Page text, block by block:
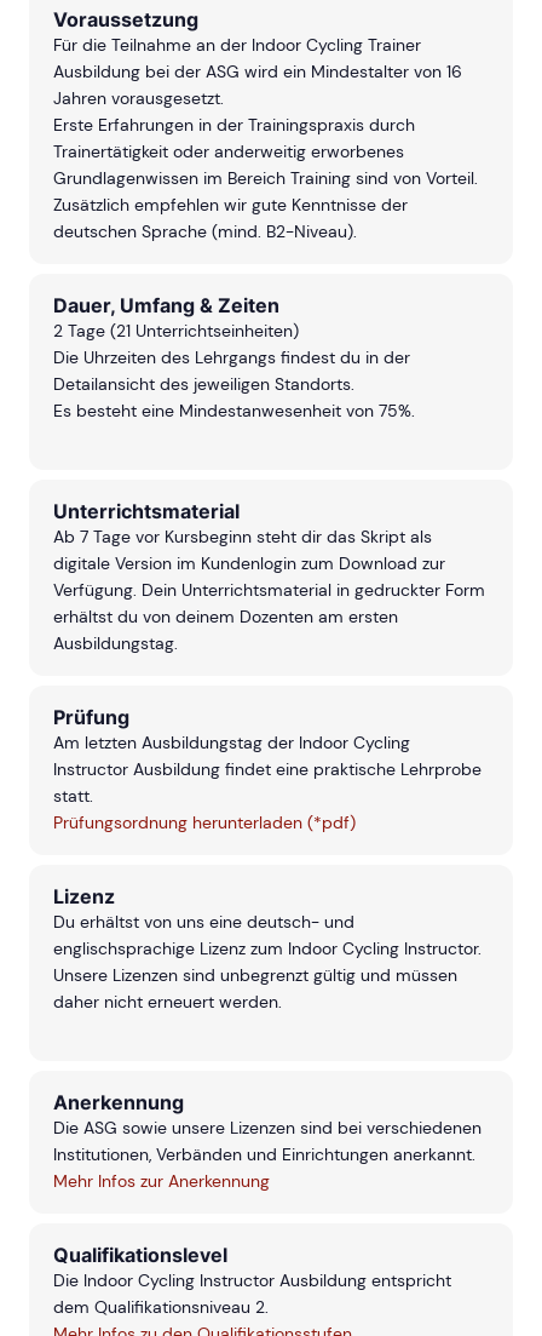
Voraussetzung
Für die Teilnahme an der Indoor Cycling Trainer
Ausbildung bei der ASG wird ein Mindestalter von 16
Jahren vorausgesetzt.
Erste Erfahrungen in der Trainingspraxis durch
Trainertätigkeit oder anderweitig erworbenes
Grundlagenwissen im Bereich Training sind von Vorteil.
Zusätzlich empfehlen wir gute Kenntnisse der
deutschen Sprache (mind. B2-Niveau).
Dauer, Umfang & Zeiten
2 Tage (21 Unterrichtseinheiten)
Die Uhrzeiten des Lehrgangs findest du in der
Detailansicht des jeweiligen Standorts.
Es besteht eine Mindestanwesenheit von 75%.
Unterrichtsmaterial
Ab 7 Tage vor Kursbeginn steht dir das Skript als
digitale Version im Kundenlogin zum Download zur
Verfügung. Dein Unterrichtsmaterial in gedruckter Form
erhältst du von deinem Dozenten am ersten
Ausbildungstag.
Prüfung
Am letzten Ausbildungstag der Indoor Cycling
Instructor Ausbildung findet eine praktische Lehrprobe
statt.
Prüfungsordnung herunterladen (*pdf)
Lizenz
Du erhältst von uns eine deutsch- und
englischsprachige Lizenz zum Indoor Cycling Instructor.
Unsere Lizenzen sind unbegrenzt gültig und müssen
daher nicht erneuert werden.
Anerkennung
Die ASG sowie unsere Lizenzen sind bei verschiedenen
Institutionen, Verbänden und Einrichtungen anerkannt.
Mehr Infos zur Anerkennung
Qualifikationslevel
Die Indoor Cycling Instructor Ausbildung entspricht
dem Qualifikationsniveau 2.